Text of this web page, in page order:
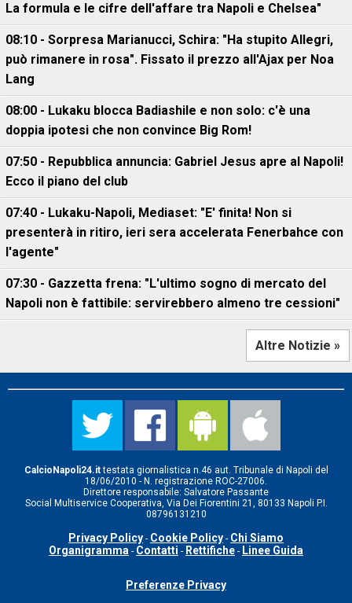
La formula e le cifre dell'affare tra Napoli e Chelsea"
08:10 - Sorpresa Marianucci, Schira: "Ha stupito Allegri,
può rimanere in rosa". Fissato il prezzo all'Ajax per Noa
Lang
08:00 - Lukaku blocca Badiashile e non solo: c'è una
doppia ipotesi che non convince Big Rom!
07:50 - Repubblica annuncia: Gabriel Jesus apre al Napoli!
Ecco il piano del club
07:40 - Lukaku-Napoli, Mediaset: "E' finita! Non si
presenterà in ritiro, ieri sera accelerata Fenerbahce con
l'agente"
07:30 - Gazzetta frena: "L'ultimo sogno di mercato del
Napoli non è fattibile: servirebbero almeno tre cessioni"
Altre Notizie »
CalcioNapoli24.ittestata giornalistica n.46 aut. Tribunale di Napoli del
18/06/2010 - N. registrazione ROC-27006.
Direttore responsabile: Salvatore Passante
Social Multiservice Cooperativa, Via Dei Fiorentini 21, 80133 Napoli P.I.
08796131210
Privacy Policy - Cookie Policy - Chi Siamo
Organigramma - Contatti - Rettifiche - Linee Guida
Preferenze Privacy